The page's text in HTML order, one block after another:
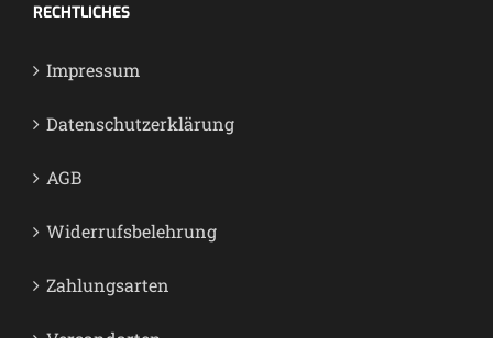
RECHT­LI­CHES
Impres­sum
Daten­schutz­er­klä­rung
AGB
Wider­rufs­be­leh­rung
Zah­lungs­ar­ten